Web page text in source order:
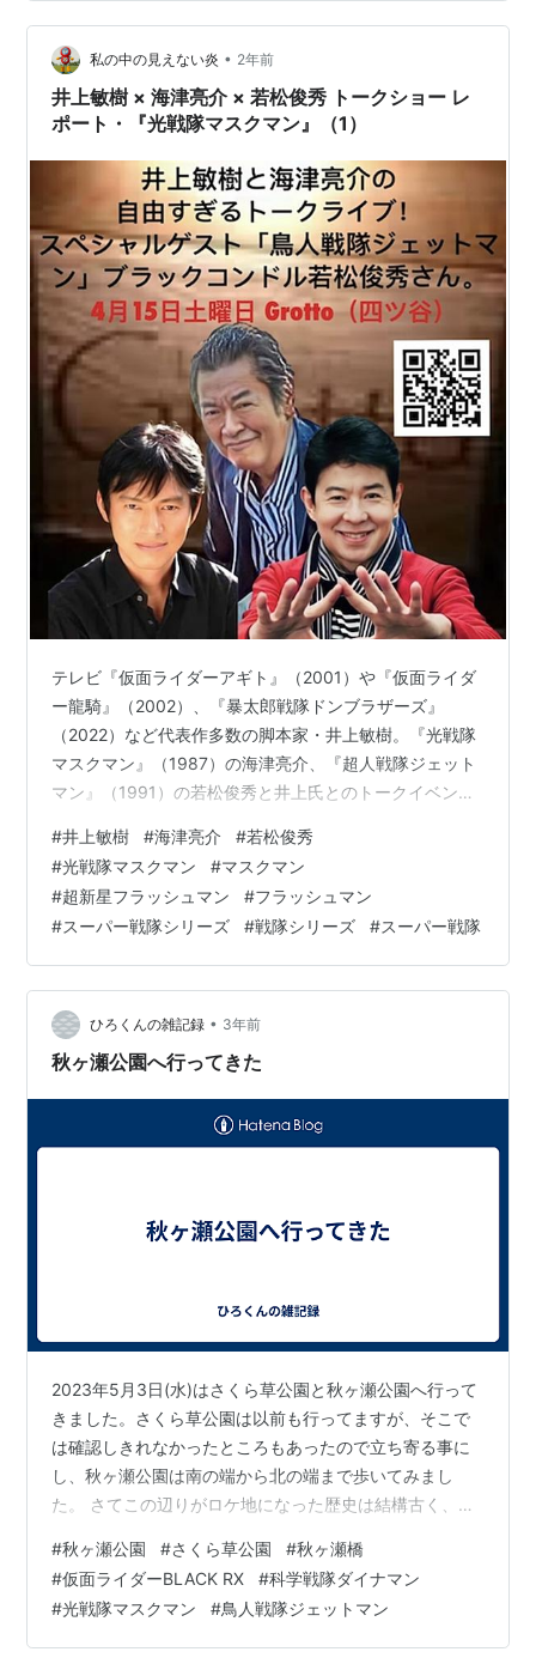
私の中の見えない炎 • 2年前
井上敏樹 × 海津亮介 × 若松俊秀 トークショー レ
ポート・『光戦隊マスクマン』（1）
テレビ『仮面ライダーアギト』（2001）や『仮面ライダ
ー龍騎』（2002）、『暴太郎戦隊ドンブラザーズ』
（2022）など代表作多数の脚本家・井上敏樹。『光戦隊
マスクマン』（1987）の海津亮介、『超人戦隊ジェット
マン』（1991）の若松俊秀と井上氏とのトークイベント
憶頼りですので、実際と異なる言い回しや整理してしま
っている部分もございます。ご了承ください）。
#井上敏樹 #海津亮介 #若松俊秀
#光戦隊マスクマン #マスクマン
#超新星フラッシュマン #フラッシュマン
#スーパー戦隊シリーズ #戦隊シリーズ #スーパー戦隊
ひろくんの雑記録 • 3年前
秋ヶ瀬公園へ行ってきた
2023年5月3日(水)はさくら草公園と秋ヶ瀬公園へ行って
きました。さくら草公園は以前も行ってますが、そこで
は確認しきれなかったところもあったので立ち寄る事に
し、秋ヶ瀬公園は南の端から北の端まで歩いてみまし
た。 さてこの辺りがロケ地になった歴史は結構古く、
シリーズのトラック走行シーンのロケに使われたのが最
初のようです。ということは東映大泉撮影所にとっては
お馴染みのところ。国道17号線のバイパスから西へ曲が
ったところにあります。なので以後の作品でも使われる
#秋ヶ瀬公園 #さくら草公園 #秋ヶ瀬橋
#仮面ライダーBLACK RX #科学戦隊ダイナマン
#光戦隊マスクマン #鳥人戦隊ジェットマン